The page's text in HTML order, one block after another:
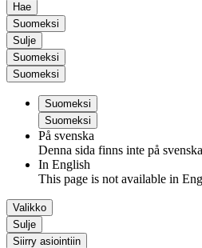
Hae
Suomeksi
Sulje
Suomeksi
Suomeksi
Suomeksi
Suomeksi
På svenska
Denna sida finns inte på
In English
This page is not available in
Valikko
Sulje
Siirry asiointiin